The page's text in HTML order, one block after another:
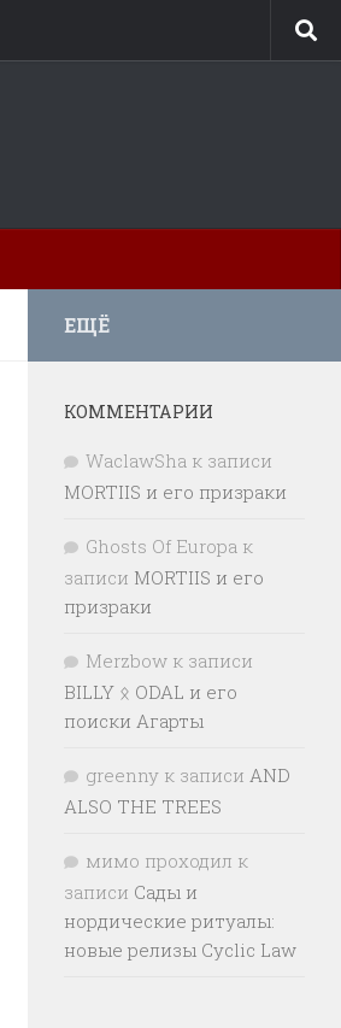
ЕЩЁ
КОММЕНТАРИИ
WaclawSha к записи
MORTIIS и его призраки
Ghosts Of Europa к
записи MORTIIS и его
призраки
Merzbow к записи
BILLY ᛟ ODAL и его
поиски Агарты
greenny к записи AND
ALSO THE TREES
мимо проходил к
записи Сады и
нордические ритуалы:
новые релизы Cyclic Law